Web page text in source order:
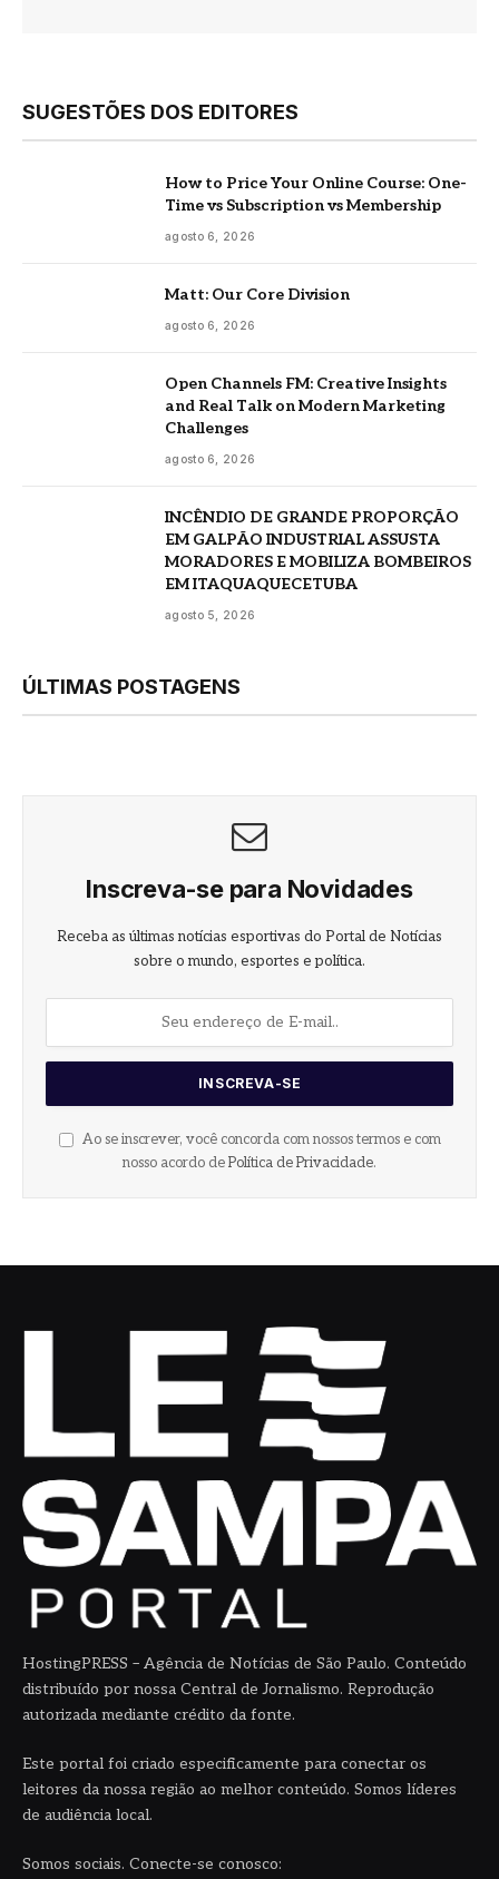
SUGESTÕES DOS EDITORES
How to Price Your Online Course: One-
Time vs Subscription vs Membership
agosto 6, 2026
Matt: Our Core Division
agosto 6, 2026
Open Channels FM: Creative Insights
and Real Talk on Modern Marketing
Challenges
agosto 6, 2026
INCÊNDIO DE GRANDE PROPORÇÃO
EM GALPÃO INDUSTRIAL ASSUSTA
MORADORES E MOBILIZA BOMBEIROS
EM ITAQUAQUECETUBA
agosto 5, 2026
ÚLTIMAS POSTAGENS
Inscreva-se para Novidades
Receba as últimas notícias esportivas do Portal de Notícias
sobre o mundo, esportes e política.
Ao se inscrever, você concorda com nossos termos e com
nosso acordo de Política de Privacidade.
HostingPRESS – Agência de Notícias de São Paulo. Conteúdo
distribuído por nossa Central de Jornalismo. Reprodução
autorizada mediante crédito da fonte.
Este portal foi criado especificamente para conectar os
leitores da nossa região ao melhor conteúdo. Somos líderes
de audiência local.
Somos sociais. Conecte-se conosco: